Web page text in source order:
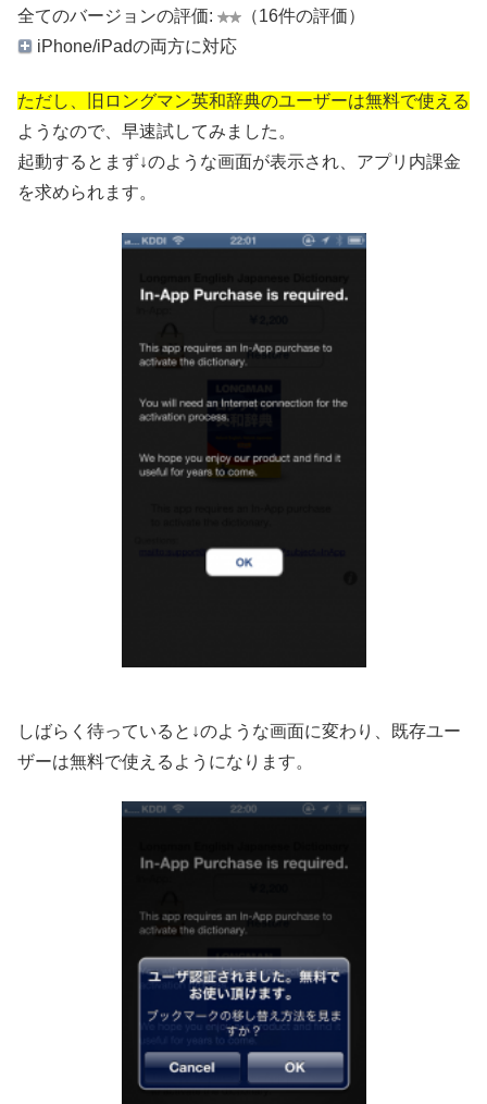
全てのバージョンの評価:
（16件の評価）
iPhone/iPadの両方に対応
ただし、旧ロングマン英和辞典のユーザーは無料で使える
ようなので、早速試してみました。
起動するとまず↓のような画面が表示され、アプリ内課金
を求められます。
しばらく待っていると↓のような画面に変わり、既存ユー
ザーは無料で使えるようになります。